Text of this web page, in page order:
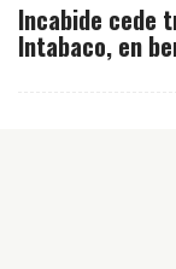
Incabide cede
Intabaco, en